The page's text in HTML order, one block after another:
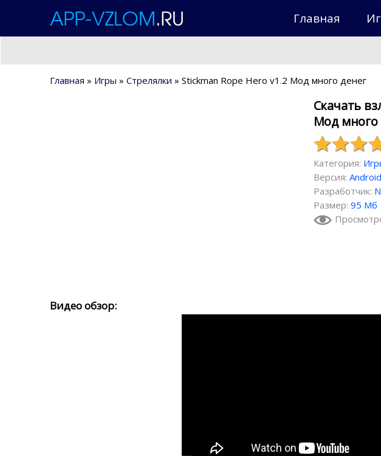
Главная
Главная » Игры » Стрелялки » Stickman Rope Hero v1.2 Мод много денег
Скачать
Мод много
Категория:
Версия:
Разработчик:
Размер: 95 Мб
Видео обзор: